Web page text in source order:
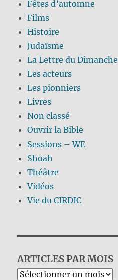
Fêtes d’automne
Films
Histoire
Judaïsme
La Lettre du Dimanche
Les acteurs
Les pionniers
Livres
Non classé
Ouvrir la Bible
Sessions – WE
Shoah
Théâtre
Vidéos
Vie du CIRDIC
ARTICLES PAR MOIS
Archives